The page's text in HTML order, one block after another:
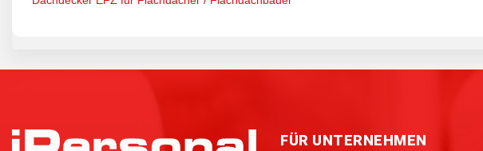
FÜR UNTERNEHMEN